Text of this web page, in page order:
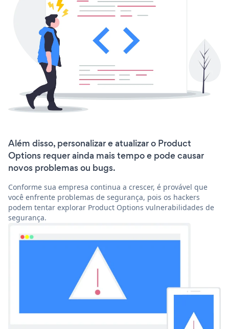
Além disso, personalizar e atualizar o Product
Options requer ainda mais tempo e pode causar
novos problemas ou bugs.
Conforme sua empresa continua a crescer, é provável que
você enfrente problemas de segurança, pois os hackers
podem tentar explorar Product Options vulnerabilidades de
segurança.